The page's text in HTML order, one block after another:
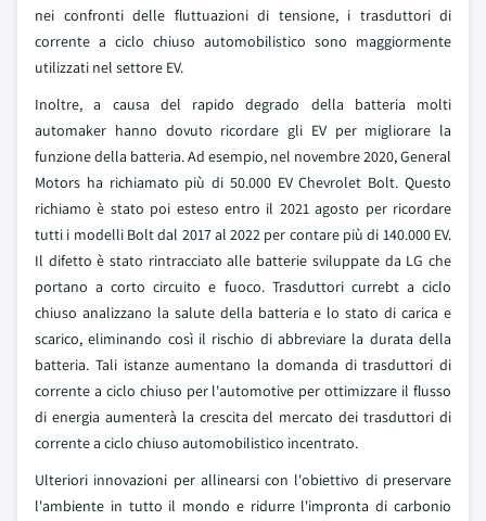
nei confronti delle fluttuazioni di tensione, i trasduttori di
corrente a ciclo chiuso automobilistico sono maggiormente
utilizzati nel settore EV.
Inoltre, a causa del rapido degrado della batteria molti
automaker hanno dovuto ricordare gli EV per migliorare la
funzione della batteria. Ad esempio, nel novembre 2020, General
Motors ha richiamato più di 50.000 EV Chevrolet Bolt. Questo
richiamo è stato poi esteso entro il 2021 agosto per ricordare
tutti i modelli Bolt dal 2017 al 2022 per contare più di 140.000 EV.
Il difetto è stato rintracciato alle batterie sviluppate da LG che
portano a corto circuito e fuoco. Trasduttori currebt a ciclo
chiuso analizzano la salute della batteria e lo stato di carica e
scarico, eliminando così il rischio di abbreviare la durata della
batteria. Tali istanze aumentano la domanda di trasduttori di
corrente a ciclo chiuso per l'automotive per ottimizzare il flusso
di energia aumenterà la crescita del mercato dei trasduttori di
corrente a ciclo chiuso automobilistico incentrato.
Ulteriori innovazioni per allinearsi con l'obiettivo di preservare
l'ambiente in tutto il mondo e ridurre l'impronta di carbonio